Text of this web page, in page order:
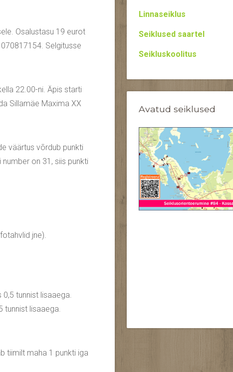
Osalustasu 19 eurot
Selgitusse
22.00-ni. Äpis starti
Sillamäe Maxima XX
väärtus võrdub punkti
on 31, siis punkti
jne).
tunnist lisaaega.
tunnist lisaaega.
tiimilt maha 1 punkti iga
Linnaseiklus
Seiklused saartel
Seikluskoolitus
Avatud seiklused